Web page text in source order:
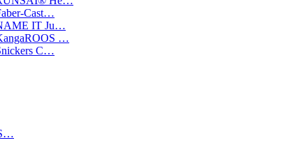
Cast…
NAME IT Ju…
…
C…